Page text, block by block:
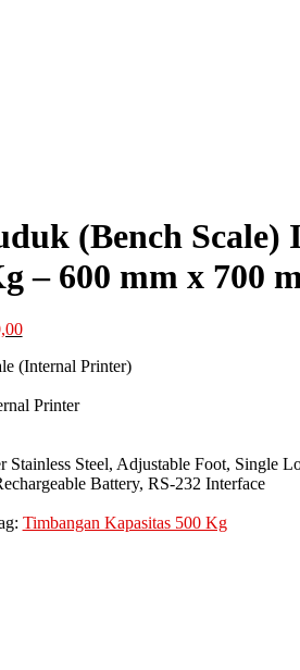
(Bench Scale)
– 600 mm x 700
Harga
ini
Rp8.400.000,00.
(Internal Printer)
Printer
Stainless Steel, Adjustable Foot, Single
Battery, RS-232 Interface
Timbangan Kapasitas 500 Kg